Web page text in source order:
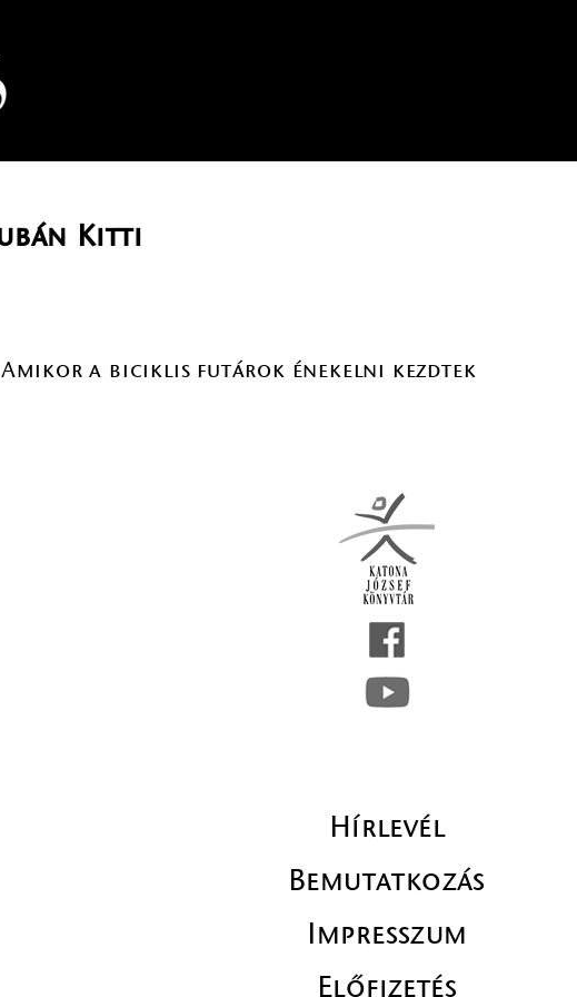
Kitti
a biciklis futárok énekelni kezdtek
Hírlevél
Bemutatkozás
Impresszum
Előfizetés